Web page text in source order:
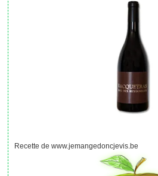
Recette de www.jemangedoncjevis.be